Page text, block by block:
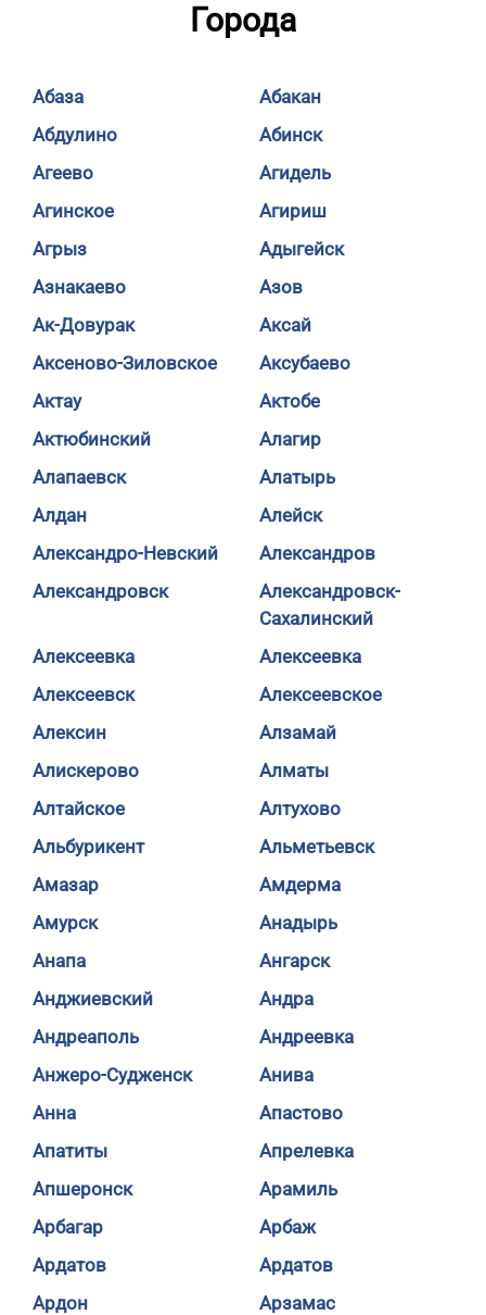
Города
Абаза
Абакан
Абдулино
Абинск
Агеево
Агидель
Агинское
Агириш
Агрыз
Адыгейск
Азнакаево
Азов
Ак-Довурак
Аксай
Аксеново-Зиловское
Аксубаево
Актау
Актобе
Актюбинский
Алагир
Алапаевск
Алатырь
Алдан
Алейск
Александро-Невский
Александров
Александровск
Александровск-
Сахалинский
Алексеевка
Алексеевка
Алексеевск
Алексеевское
Алексин
Алзамай
Алискерово
Алматы
Алтайское
Алтухово
Альбурикент
Альметьевск
Амазар
Амдерма
Амурск
Анадырь
Анапа
Ангарск
Анджиевский
Андра
Андреаполь
Андреевка
Анжеро-Судженск
Анива
Анна
Апастово
Апатиты
Апрелевка
Апшеронск
Арамиль
Арбагар
Арбаж
Ардатов
Ардатов
Ардон
Арзамас